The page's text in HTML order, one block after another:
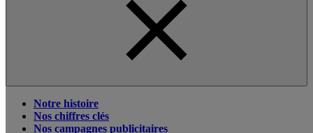
Notre histoire
Nos chiffres clés
Nos campagnes publicitaires